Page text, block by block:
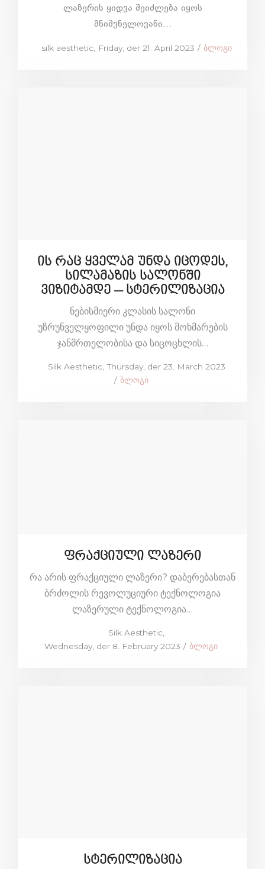
ლაზერის ყიდვა შეიძლება იყოს
მნიშვნელოვანი…
silk aesthetic
Posted
Friday, der 21. April 2023
Posted
ბლოგი
ის რაც ყველამ უნდა იცოდეს,
სილამაზის სალონში
ვიზიტამდე – სტერილიზაცია
ნებისმიერი კლასის სალონი
უზრუნველყოფილი უნდა იყოს მოხმარების
ჯანმრთელობისა და სიცოცხლის…
Silk Aesthetic Posted
on
Thursday, der 23. March 2023
Posted
ბლოგი
ფრაქციული ლაზერი
რა არის ფრაქციული ლაზერი? დაბერებასთან
ბრძოლის რევოლუციური ტექნოლოგია
ლაზერული ტექნოლოგია…
Silk Aesthetic
Posted
Wednesday, der 8. February 2023
Posted
ბლოგი
სტერილიზაცია